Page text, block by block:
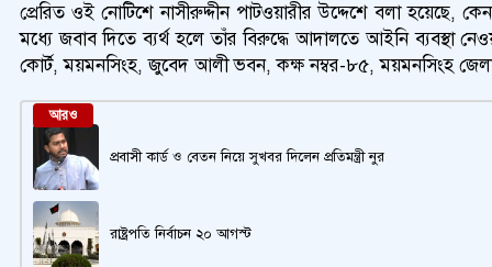
প্রেরিত ওই নোটিশে নাসীরুদ্দীন পাটওয়ারীর উদ্দেশে বলা হয়েছে,
মধ্যে জবাব দিতে ব্যর্থ হলে তাঁর বিরুদ্ধে আদালতে আইনি
কোর্ট, ময়মনসিংহ, জুবেদ আলী ভবন, কক্ষ নম্বর-৮৫, ময়মনসিংহ
আরও
প্রবাসী কার্ড ও বেতন নিয়ে সুখবর দিলেন প্রতিমন্ত্রী নুর
রাষ্ট্রপতি নির্বাচন ২০ আগস্ট